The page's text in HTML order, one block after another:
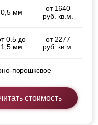
0,5 мм
от 1640
руб. кв.м.
0,5 до
1,5 мм
от 2277
руб. кв.м.
порошковое
стоимость